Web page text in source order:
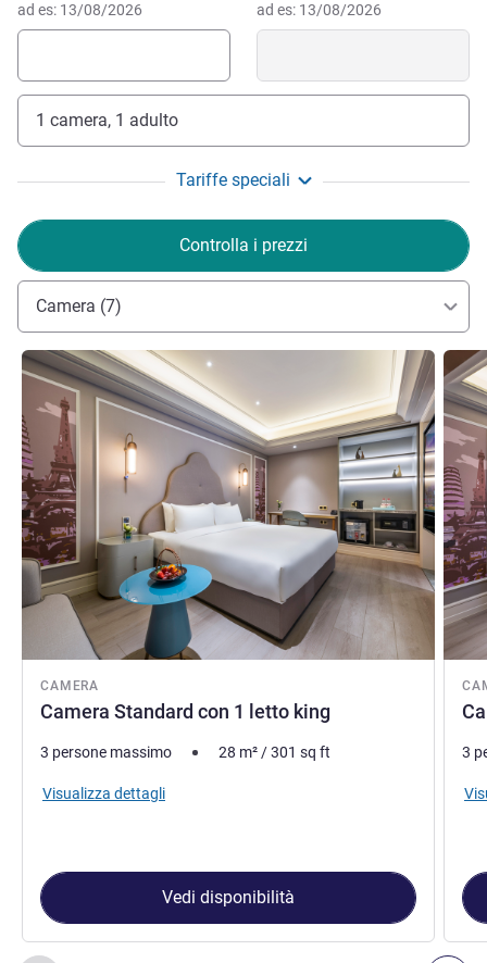
ad es: 13/08/2026 ad es: 13/08/2026
1 camera, 1 adulto
Tariffe speciali
Controlla i prezzi
Camera (7)
CAMERA
Camera Standard con 1 letto king
Visualizza dettagli
3 persone massimo 28 m²/301 sq ft
Visualizza dettagli
Vedi disponibilità
3